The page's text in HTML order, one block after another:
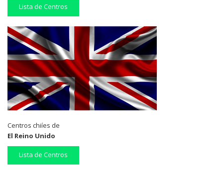
Lista de Centros
Centros chiíes de
El Reino Unido
Lista de Centros